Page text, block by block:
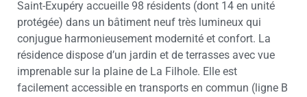
Saint-Exupéry accueille 98 résidents (dont 14 en unité
protégée) dans un bâtiment neuf très lumineux qui
conjugue harmonieusement modernité et confort. La
résidence dispose d’un jardin et de terrasses avec vue
imprenable sur la plaine de La Filhole. Elle est
facilement accessible en transports en commun (ligne B